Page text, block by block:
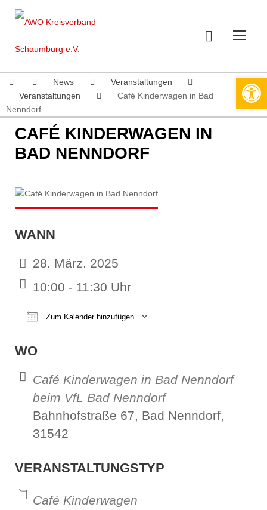
News
Veranstaltungen
Veranstaltungen
Café Kinderwagen in Bad
Nenndorf
CAFÉ KINDERWAGEN IN
BAD NENNDORF
WANN
28. März. 2025
10:00 - 11:30 Uhr
Zum Kalender hinzufügen
WO
Café Kinderwagen in Bad Nenndorf
beim VfL Bad Nenndorf
Bahnhofstraße 67, Bad Nenndorf,
31542
VERANSTALTUNGSTYP
Café Kinderwagen
Werkzeugleiste öffnen